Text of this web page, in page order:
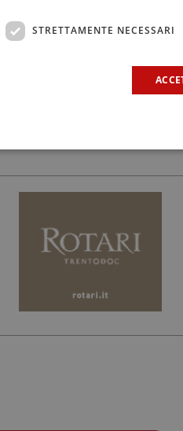
dell’azienda Conte
Riconfermata Marìka
supervisione di tutte le
STRETTAMENTE NECESSARI